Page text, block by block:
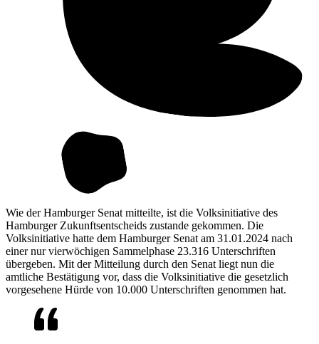
Wie der Hamburger Senat mitteilte, ist die Volksinitiative des
Hamburger Zukunftsentscheids zustande gekommen. Die
Volksinitiative hatte dem Hamburger Senat am 31.01.2024 nach
einer nur vierwöchigen Sammelphase 23.316 Unterschriften
übergeben. Mit der Mitteilung durch den Senat liegt nun die
amtliche Bestätigung vor, dass die Volksinitiative die gesetzlich
vorgesehene Hürde von 10.000 Unterschriften genommen hat.